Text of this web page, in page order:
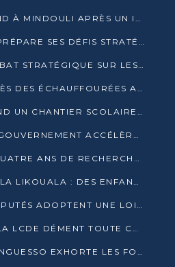
POOL : LA VIE REPREND À MINDOULI APRÈS UN INCIDENT ARMÉ SUR LA RN1
LE PORT AUTONOME PRÉPARE SES DÉFIS STRATÉGIQUES DE 2026
L’ARPCE LANCE LE DÉBAT STRATÉGIQUE SUR LES DONNÉES, L’IA ET LA FINANCE NUMÉRIQUE AU CONGO
POOL : TENSIONS APRÈS DES ÉCHAUFFOURÉES ARMÉES ENTRE DGSP ET EX-MILICIENS NINJA
ANGOLA-LIBRE : QUAND UN CHANTIER SCOLAIRE DEVIENT LE MIROIR D’UN CONGO EN MOUVEMENT
PROJET MOSALA : LE GOUVERNEMENT ACCÉLÈRE L’INSERTION DES JEUNES EN 2026
FORCA ECOSYSTEM, QUATRE ANS DE RECHERCHE DE TERRAIN AVANT UN LANCEMENT OFFICIEL EN 2026
TRAFIC HUMAIN DANS LA LIKOUALA : DES ENFANTS AUTOCHTONES RÉDUITS AU TRAVAIL FORCÉ
BUDGET 2026 : LES DÉPUTÉS ADOPTENT UNE LOI DES FINANCES DE PLUS DE 2500 MILLIARDS FCFA
ARNAQUE EN LIGNE : LA LCDE DÉMENT TOUTE CAMPAGNE DE RECRUTEMENT
VŒUX 2026 : SASSOU-NGUESSO EXHORTE LES FORCES VIVES À RENFORCER L’UNITÉ